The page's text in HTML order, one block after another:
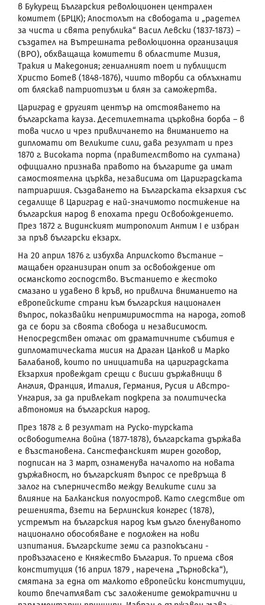
в Букурещ Българския революционен централен
комитет (БРЦК); Апостолът на свободата и „радетел
за чиста и свята република“ Васил Левски (1837-1873) –
създател на Вътрешната революционна организация
(ВРО), обхващаща комитети в областите Мизия,
Тракия и Македония; гениалният поет и публицист
Христо Ботев (1848-1876), чиито творби са облъхнати
от бляскав патриотизъм и блян за саможертва.
Цариград е другият център на отстояването на
българската кауза. Десетилетната църковна борба – в
това число и чрез привличането на вниманието на
дипломати от Великите сили, дава резултат и през
1870 г. Високата порта (правителството на султана)
официално признава правото на българите да имат
самостоятелна църква, независима от Цариградската
патриаршия. Създаването на Българската екзархия със
седалище в Цариград е най-значимото постижение на
българския народ в епохата преди Освобождението.
През 1872 г. Видинският митрополит Антим I е избран
за пръв български екзарх.
На 20 април 1876 г. избухва Априлското въстание –
мащабен организиран опит за освобождение от
османското господство. Въстанието е жестоко
смазано и удавено в кръв, но привлича вниманието на
европейските страни към българския национален
въпрос, показвайки непримиримостта на народа, готов
да се бори за своята свобода и независимост.
Непосредствен отглас от драматичните събития е
дипломатическата мисия на Драган Цанков и Марко
Балабанов, които по инициатива на цариградската
Екзархия провеждат срещи с висши държавници в
Англия, Франция, Италия, Германия, Русия и Австро-
Унгария, за да привлекат подкрепа за политическа
автономия на българския народ.
През 1878 г. в резултат на Руско-турската
освободителна война (1877-1878), българската държава
е възстановена. Санстефанският мирен договор,
подписан на 3 март, ознаменува началото на новата
държавност, но българският въпрос се превръща в
залог на съперничество между Великите сили за
влияние на Балканския полуостров. Като следствие от
решенията, взети на Берлинския конгрес (1878),
устремът на българския народ към дълго бленуваното
национално обособяване е подложен на нови
изпитания. Българските земи са разпокъсани -
провъзгласено е Княжество България. То приема своя
конституция (16 април 1879 , наречена „Търновска“),
смятана за една от малкото европейски конституции,
които впечатляват със заложените демократични и